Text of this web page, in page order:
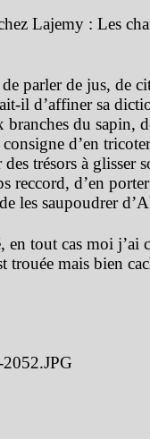
Lajemy : Les
parler de jus, de
il d’affiner sa
branches du sapin,
d’en
trésors à glisser
reccord, d’en
les saupoudrer
en tout cas moi
trouée mais bien